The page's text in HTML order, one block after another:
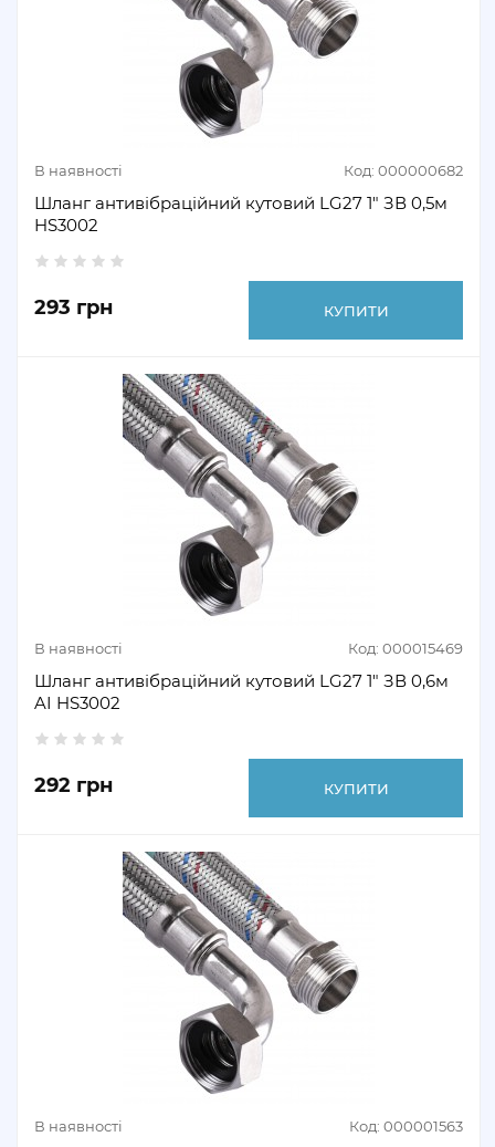
В наявності Код: 000000682
Шланг антивібраційний кутовий LG27 1″ ЗВ 0,5м
HS3002
293 грн КУПИТИ
В наявності Код: 000015469
Шланг антивібраційний кутовий LG27 1″ ЗВ 0,6м
AI HS3002
292 грн КУПИТИ
В наявності Код: 000001563